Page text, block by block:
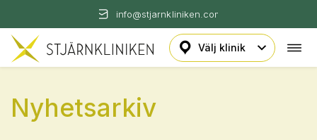
info@stjarnkliniken.com
Hoppa
Nyhetsarkiv